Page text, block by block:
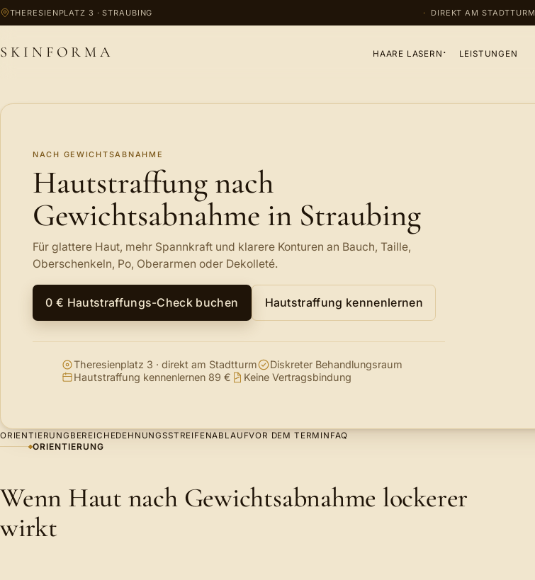
Zum Inhalt springen
THERESIENPLATZ 3 · STRAUBING DIREKT AM STADTTURM
SKINFORMA HAARE LASERN LEISTUNGEN
NACH GEWICHTSABNAHME
Hautstraffung nach
Gewichtsabnahme in Straubing
Für glattere Haut, mehr Spannkraft und klarere Konturen an Bauch, Taille,
Oberschenkeln, Po, Oberarmen oder Dekolleté.
0 € Hautstraffungs-Check buchen Hautstraffung kennenlernen
Theresienplatz 3 · direkt am Stadtturm
Diskreter Behandlungsraum
Hautstraffung kennenlernen 89 €
Keine Vertragsbindung
ORIENTIERUNG BEREICHEDEHNUNGSSTREIFENABLAUFVOR DEM TERMIN FAQ
ORIENTIERUNG
Wenn Haut nach Gewichtsabnahme lockerer
wirkt